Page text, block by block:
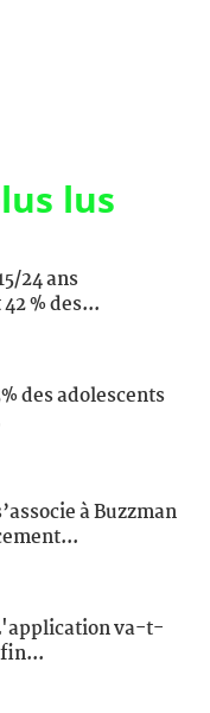
lus
24 ans
% des...
des adolescents
à Buzzman
va-t-